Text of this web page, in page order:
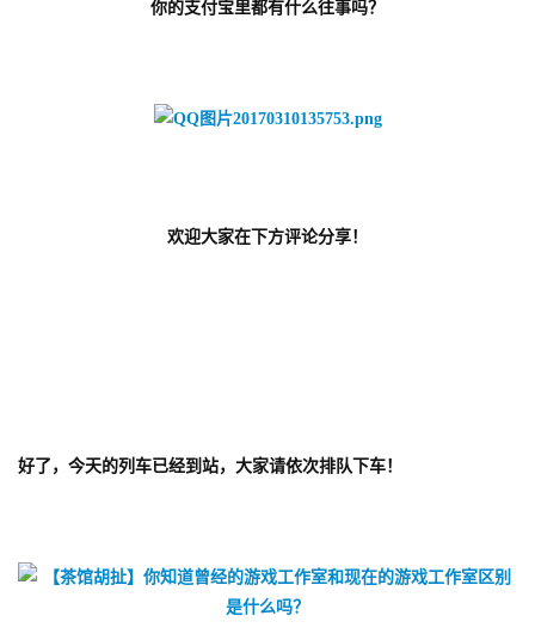
你的支付宝里都有什么往事吗？
欢迎大家在下方评论分享！
好了，今天的列车已经到站，大家请依次排队下车！